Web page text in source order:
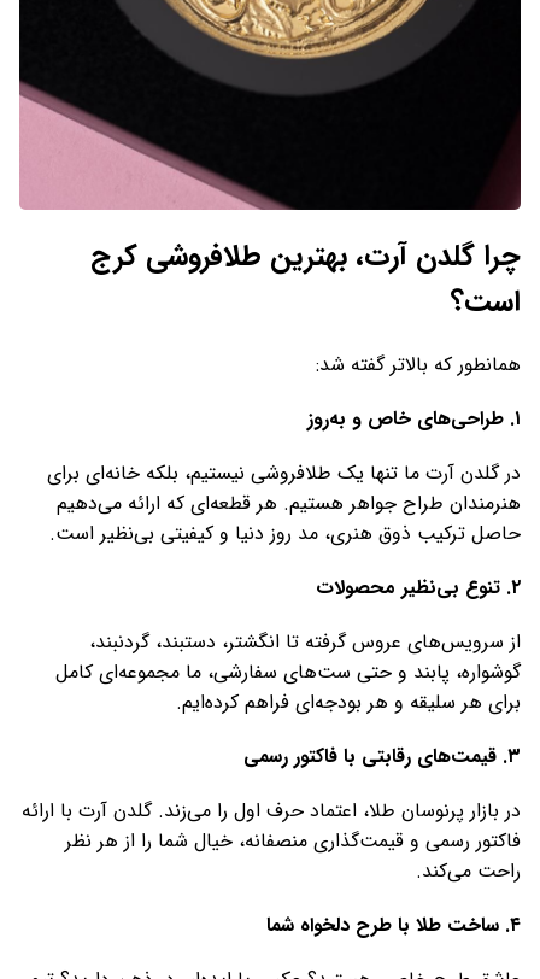
چرا گلدن آرت، بهترین طلافروشی کرج
است؟
همانطور که بالاتر گفته شد:
۱. طراحی‌های خاص و به‌روز
در گلدن آرت ما تنها یک طلافروشی نیستیم، بلکه خانه‌ای برای
هنرمندان طراح جواهر هستیم. هر قطعه‌ای که ارائه می‌دهیم
حاصل ترکیب ذوق هنری، مد روز دنیا و کیفیتی بی‌نظیر است.
۲. تنوع بی‌نظیر محصولات
از سرویس‌های عروس گرفته تا انگشتر، دستبند، گردنبند،
گوشواره، پابند و حتی ست‌های سفارشی، ما مجموعه‌ای کامل
برای هر سلیقه و هر بودجه‌ای فراهم کرده‌ایم.
۳. قیمت‌های رقابتی با فاکتور رسمی
در بازار پرنوسان طلا، اعتماد حرف اول را می‌زند. گلدن آرت با ارائه
فاکتور رسمی و قیمت‌گذاری منصفانه، خیال شما را از هر نظر
راحت می‌کند.
۴. ساخت طلا با طرح دلخواه شما